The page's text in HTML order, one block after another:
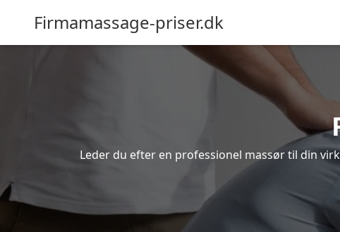
Firmamassage-priser.dk
Leder du efter en professionel massør til din